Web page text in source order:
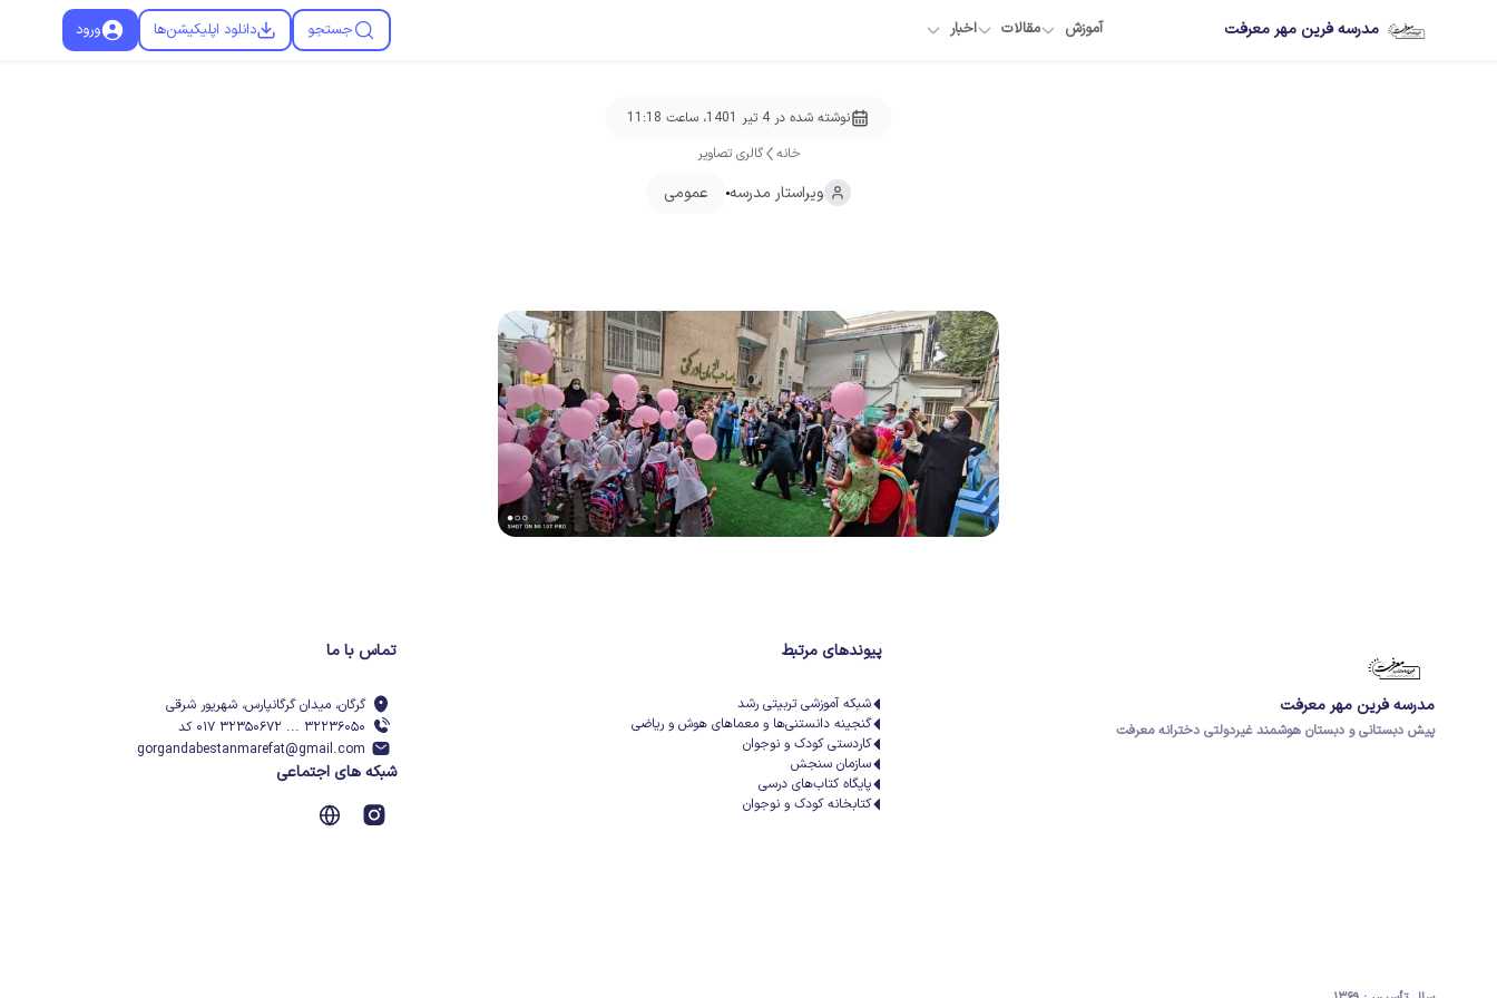
مدرسه فرین مهر معرفت آموزش مقالات اخبار جستجو دانلود اپلیکیشن‌ها ورود
نوشته شده در 4 تیر 1401، ساعت 11:18
خانه
گالری تصاویر
ویراستار مدرسه عمومی
مدرسه فرین مهر معرفت
پیش دبستانی و دبستان هوشمند غیردولتی دخترانه معرفت
پیوندهای مرتبط
شبکه آموزشی تربیتی رشد
گنجینه دانستنی‌ها و معماهای هوش و ریاضی
کاردستی کودک و نوجوان
سازمان سنجش
پایگاه کتاب‌های درسی
کتابخانه کودک و نوجوان
تماس با ما
گرگان، میدان گرگانپارس، شهریور شرقی
۳۲۲۳۶۰۵۰ ... ۳۲۳۵۰۶۷۲ ۰۱۷ کد
gorgandabestanmarefat@gmail.com
شبکه های اجتماعی